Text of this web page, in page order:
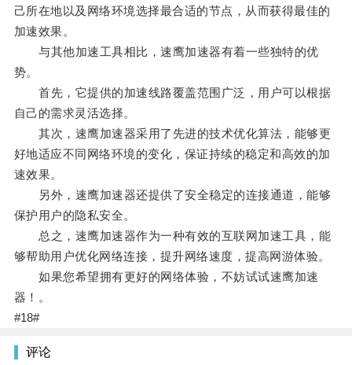
己所在地以及网络环境选择最合适的节点，从而获得最佳的
加速效果。
与其他加速工具相比，速鹰加速器有着一些独特的优
势。
首先，它提供的加速线路覆盖范围广泛，用户可以根据
自己的需求灵活选择。
其次，速鹰加速器采用了先进的技术优化算法，能够更
好地适应不同网络环境的变化，保证持续的稳定和高效的加
速效果。
另外，速鹰加速器还提供了安全稳定的连接通道，能够
保护用户的隐私安全。
总之，速鹰加速器作为一种有效的互联网加速工具，能
够帮助用户优化网络连接，提升网络速度，提高网游体验。
如果您希望拥有更好的网络体验，不妨试试速鹰加速
器！。
#18#
评论